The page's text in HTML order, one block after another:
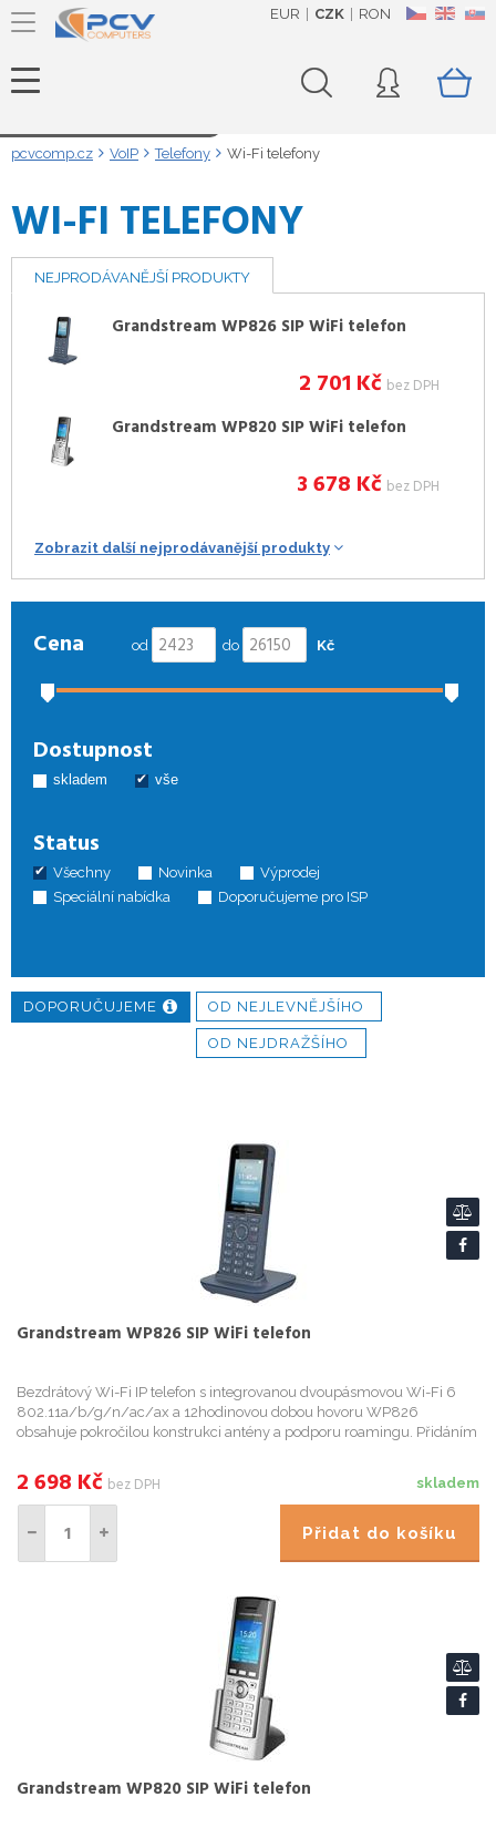
CZ EN SK
EUR CZK RON
pcvcomp.cz VoIP Telefony Wi-Fi telefony
WI-FI TELEFONY
NEJPRODÁVANĚJŠÍ PRODUKTY
Grandstream WP826 SIP WiFi telefon
2 701 Kč bez DPH
Grandstream WP820 SIP WiFi telefon
3 678 Kč bez DPH
Zobrazit další nejprodávanější produkty
Cena od do Kč
Dostupnost
skladem vše
Status
Všechny Novinka
Výprodej
Speciální nabídka
Doporučujeme pro ISP
DOPORUČUJEME OD NEJLEVNĚJŠÍHO
OD NEJDRAŽŠÍHO
Grandstream WP826 SIP WiFi telefon
Bezdrátový Wi-Fi IP telefon s integrovanou dvoupásmovou Wi-Fi 6
802.11a/b/g/n/ac/ax a 12hodinovou dobou hovoru WP826
obsahuje pokročilou konstrukci antény a podporu roamingu. Přidáním
cenově...
skladem
2 698 Kč bez DPH
Přidat do košíku
Grandstream WP820 SIP WiFi telefon